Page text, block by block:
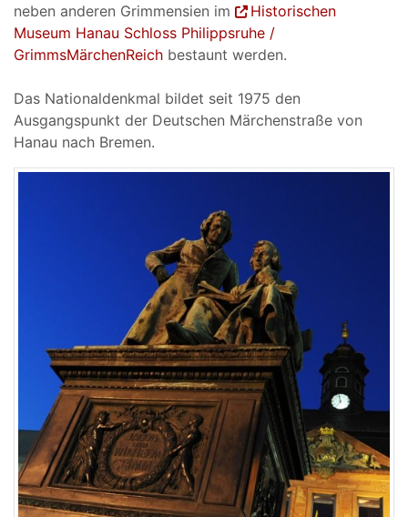
neben anderen Grimmensien im
Historischen
Museum Hanau Schloss Philippsruhe /
GrimmsMärchenReich bestaunt werden.
Das Nationaldenkmal bildet seit 1975 den
Ausgangspunkt der Deutschen Märchenstraße von
Hanau nach Bremen.